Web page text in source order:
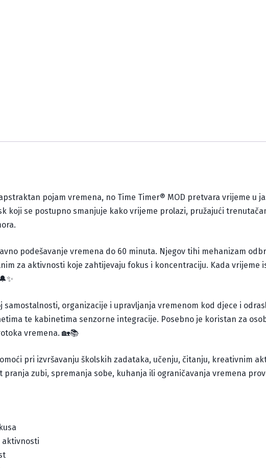
pojam vremena, no Time Timer® MOD pretvara vrijeme u
koji se postupno smanjuje kako vrijeme prolazi, pružajući
podešavanje vremena do 60 minuta. Njegov tihi mehanizam
za aktivnosti koje zahtijevaju fokus i koncentraciju. Kada vrijeme
organizacije i upravljanja vremenom kod djece i
te kabinetima senzorne integracije. Posebno je koristan za
vremena. 🏡📚
pri izvršavanju školskih zadataka, učenju, čitanju, kreativnim
zubi, spremanja sobe, kuhanja ili ograničavanja vremena
aktivnosti